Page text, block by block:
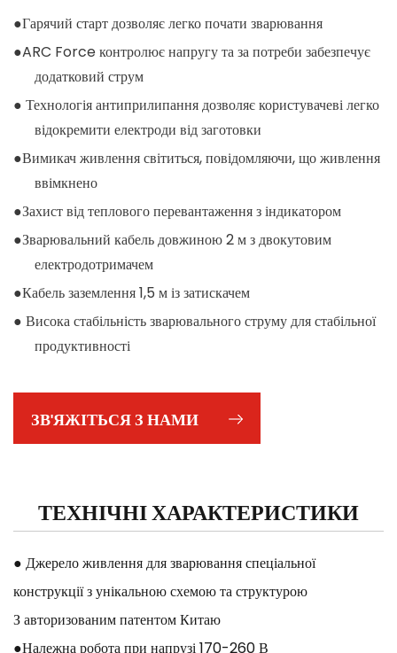
●Гарячий старт дозволяє легко почати зварювання
●ARC Force контролює напругу та за потреби забезпечує
додатковий струм
● Технологія антиприлипання дозволяє користувачеві легко
відокремити електроди від заготовки
●Вимикач живлення світиться, повідомляючи, що живлення
ввімкнено
●Захист від теплового перевантаження з індикатором
●Зварювальний кабель довжиною 2 м з двокутовим
електродотримачем
●Кабель заземлення 1,5 м із затискачем
● Висока стабільність зварювального струму для стабільної
продуктивності
хорошого проникнення
ЗВ'ЯЖІТЬСЯ З НАМИ
ТЕХНІЧНІ ХАРАКТЕРИСТИКИ
● Джерело живлення для зварювання спеціальної
конструкції з унікальною схемою та структурою
З авторизованим патентом Китаю
●Належна робота при напрузі 170-260 В